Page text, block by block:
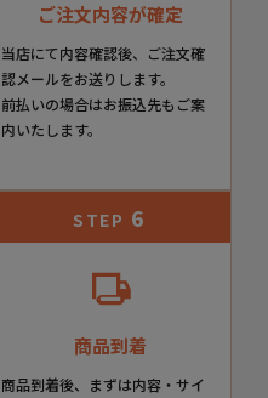
ご注文内容が確定
当店にて内容確認後、ご注文確
認メールをお送りします。
前払いの場合はお振込先もご案
内いたします。
STEP 6
商品到着
商品到着後、まずは内容・サイ